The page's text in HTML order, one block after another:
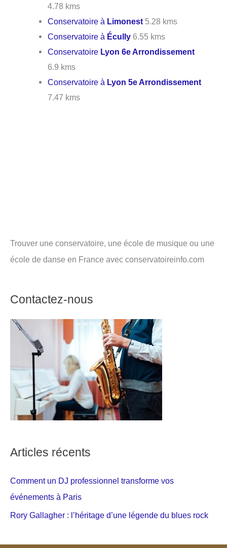
4.78 kms
Conservatoire à Limonest 5.28 kms
Conservatoire à Écully 6.55 kms
Conservatoire Lyon 6e Arrondissement
6.9 kms
Conservatoire à Lyon 5e Arrondissement
7.47 kms
Trouver une conservatoire, une école de musique ou une
école de danse en France avec conservatoireinfo.com
Contactez-nous
Articles récents
Comment un DJ professionnel transforme vos
événements à Paris
Rory Gallagher : l’héritage d’une légende du blues rock